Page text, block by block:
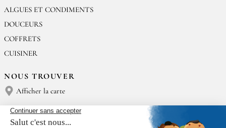
ALGUES ET CONDIMENTS
DOUCEURS
COFFRETS
CUISINER
NOUS TROUVER
Afficher la carte
NOUS CONTACTER
Épices Rœllinger